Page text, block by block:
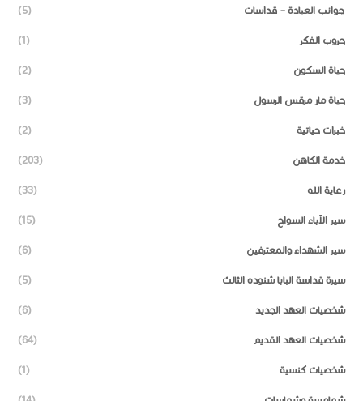
جوانب العبادة – قداسات (5)
حروب الفكر (1)
حياة السكون (2)
حياة مار مرقس الرسول (3)
خبرات حياتية (2)
خدمة الكاهن (203)
رعاية الله (33)
سير الآباء السواح (15)
سير الشهداء والمعترفين (6)
سيرة قداسة البابا شنوده الثالث (5)
شخصيات العهد الجديد (6)
شخصيات العهد القديم (64)
شخصيات كنسية (1)